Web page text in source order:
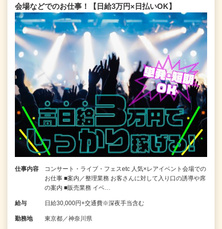
会場などでのお仕事！【日給3万円×日払いOK】
仕事内容
コンサート・ライブ・フェスetc 人気×レアイベント会場での
お仕事 ■案内／整理業務 お客さんに対して入り口の誘導や席
の案内 ■販売業務 イベ…
給与 日給30,000円+交通費※深夜手当含む
勤務地 東京都／神奈川県